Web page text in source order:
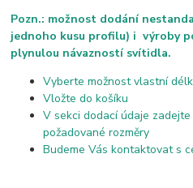
Pozn.: možnost dodání
jednoho kusu profilu) i výroby
plynulou návazností svítidla.
Vyberte možnost vlastní
Vložte do košíku
V sekci dodací údaje
požadované rozměry
Budeme Vás kontaktovat s